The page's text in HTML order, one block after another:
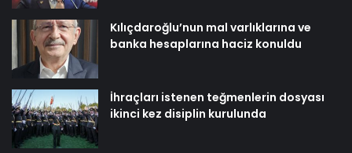
Kılıçdaroğlu’nun mal varlıklarına ve
banka hesaplarına haciz konuldu
İhraçları istenen teğmenlerin dosyası
ikinci kez disiplin kurulunda